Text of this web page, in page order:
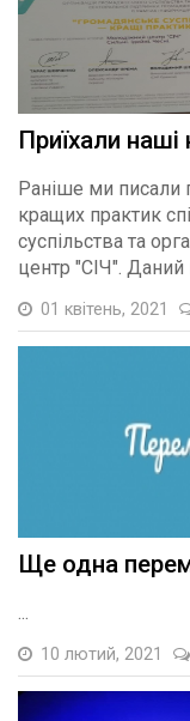
Приїхали наші
Раніше ми писали
кращих практик
суспільства та
центр "СІЧ". Даний
01 квітень, 2021
Ще одна
10 лютий, 2021